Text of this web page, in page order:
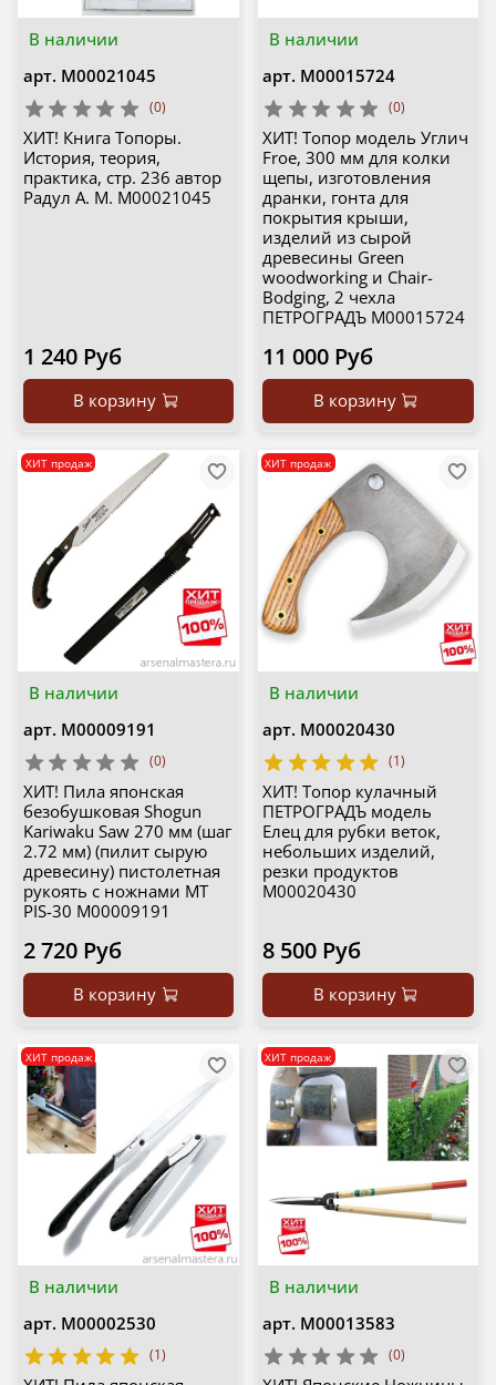
В наличии
арт. М00021045
(0)
ХИТ! Книга Топоры.
История, теория,
практика, стр. 236 автор
Радул А. М. М00021045
1 240 Руб
В корзину
В наличии
арт. М00015724
(0)
ХИТ! Топор модель Углич
Froe, 300 мм для колки
щепы, изготовления
дранки, гонта для
покрытия крыши,
изделий из сырой
древесины Green
woodworking и Chair-
Bodging, 2 чехла
ПЕТРОГРАДЪ М00015724
11 000 Руб
В корзину
В наличии
ХИТ продаж
арт. М00009191
(0)
ХИТ! Пила японская
безобушковая Shogun
Kariwaku Saw 270 мм (шаг
2.72 мм) (пилит сырую
древесину) пистолетная
рукоять с ножнами MT
PIS-30 М00009191
2 720 Руб
В корзину
В наличии
ХИТ продаж
арт. М00020430
(1)
ХИТ! Топор кулачный
ПЕТРОГРАДЪ модель
Елец для рубки веток,
небольших изделий,
резки продуктов
М00020430
8 500 Руб
В корзину
В наличии
ХИТ продаж
арт. М00002530
(1)
В наличии
ХИТ продаж
арт. М00013583
(0)